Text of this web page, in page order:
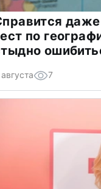
по
7